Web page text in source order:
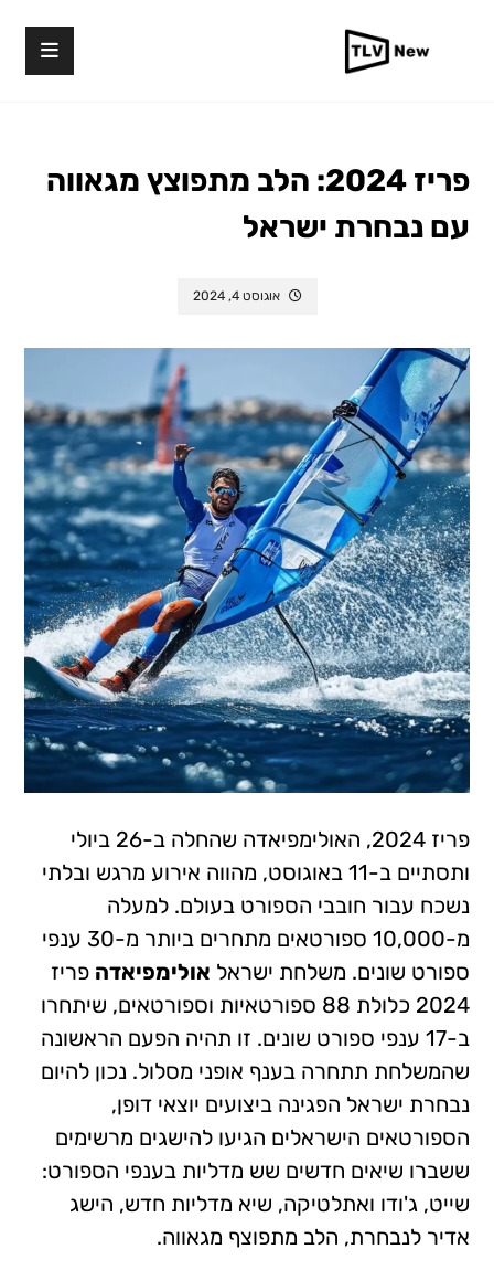
פריז 2024: הלב מתפוצץ מגאווה
עם נבחרת ישראל
אוגוסט 4, 2024
פריז 2024, האולימפיאדה שהחלה ב-26 ביולי
ותסתיים ב-11 באוגוסט, מהווה אירוע מרגש ובלתי
נשכח עבור חובבי הספורט בעולם. למעלה
מ-10,000 ספורטאים מתחרים ביותר מ-30 ענפי
ספורט שונים. משלחת ישראל אולימפיאדה פריז
2024 כלולת 88 ספורטאיות וספורטאים, שיתחרו
ב-17 ענפי ספורט שונים. זו תהיה הפעם הראשונה
שהמשלחת תתחרה בענף אופני מסלול. נכון להיום
נבחרת ישראל הפגינה ביצועים יוצאי דופן,
הספורטאים הישראלים הגיעו להישגים מרשימים
ששברו שיאים חדשים שש מדליות בענפי הספורט:
שייט, ג'ודו ואתלטיקה, שיא מדליות חדש, הישג
אדיר לנבחרת, הלב מתפוצף מגאווה.